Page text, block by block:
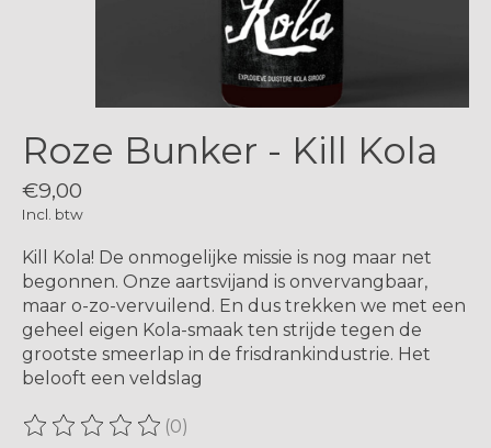
Roze Bunker - Kill Kola
€9,00
Incl. btw
Kill Kola! De onmogelijke missie is nog maar net
begonnen. Onze aartsvijand is onvervangbaar,
maar o-zo-vervuilend. En dus trekken we met een
geheel eigen Kola-smaak ten strijde tegen de
grootste smeerlap in de frisdrankindustrie. Het
belooft een veldslag
De beoordeling van dit product is
(0)